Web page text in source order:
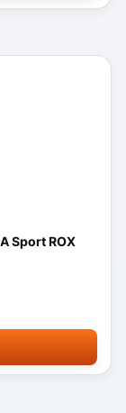
Sport ROX